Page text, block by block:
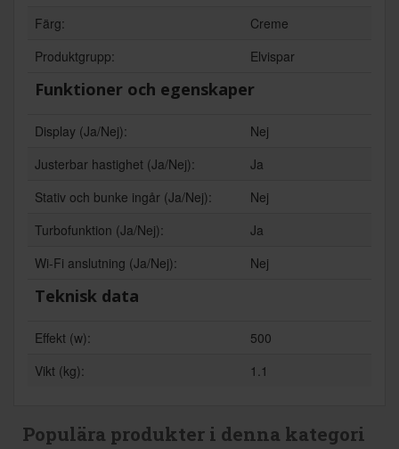
Färg:
Creme
Produktgrupp:
Elvispar
Funktioner och egenskaper
Display (Ja/Nej):
Nej
Justerbar hastighet (Ja/Nej):
Ja
Stativ och bunke ingår (Ja/Nej):
Nej
Turbofunktion (Ja/Nej):
Ja
Wi-Fi anslutning (Ja/Nej):
Nej
Teknisk data
Effekt (w):
500
Vikt (kg):
1.1
Populära produkter i denna kategori